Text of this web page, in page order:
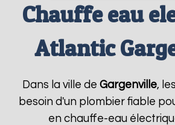
Chauffe eau
Atlantic
Dans la ville de Gargenville,
besoin d'un plombier fiable
en chauffe-eau